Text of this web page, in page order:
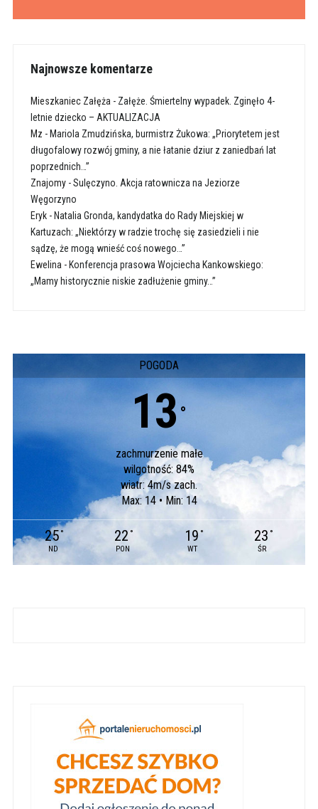
Najnowsze komentarze
Mieszkaniec Załęża - Załęże. Śmiertelny wypadek. Zginęło 4-
letnie dziecko – AKTUALIZACJA
Mz - Mariola Zmudzińska, burmistrz Żukowa: „Priorytetem jest
długofalowy rozwój gminy, a nie łatanie dziur z zaniedbań lat
poprzednich…”
Znajomy-Sulęczyno. Akcja ratownicza na Jeziorze
Węgorzyno
Eryk- Natalia Gronda, kandydatka do Rady Miejskiej w
Kartuzach: „Niektórzy w radzie trochę się zasiedzieli i nie
sądzę, że mogą wnieść coś nowego…”
Ewelina - Konferencja prasowa Wojciecha Kankowskiego:
„Mamy historycznie niskie zadłużenie gminy…”
POGODA
13 °
zachmurzenie małe
wilgotność: 84%
wiatr: 4m/s zach.
Max: 14 • Min: 14
25 °
ND
22 °
PON
19 °
WT
23 °
ŚR